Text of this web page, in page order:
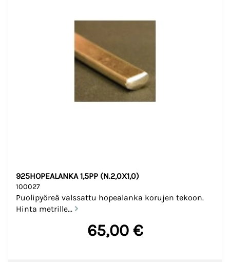
925HOPEALANKA 1,5PP (N.2,0X1,0)
100027
Puolipyöreä valssattu hopealanka korujen tekoon.
Hinta metrille...
65,00 €